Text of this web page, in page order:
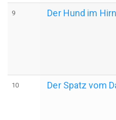
9 Der Hund im Hirn
10 Der Spatz vom